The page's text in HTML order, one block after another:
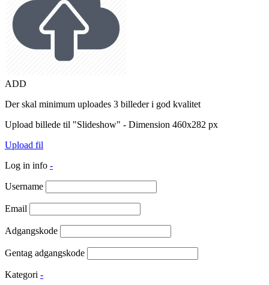
ADD
Der skal minimum uploades 3 billeder i god kvalitet
Upload billede til "Slideshow" - Dimension 460x282 px
Upload fil
Log in info -
Username
Email
Adgangskode
Gentag adgangskode
Kategori -